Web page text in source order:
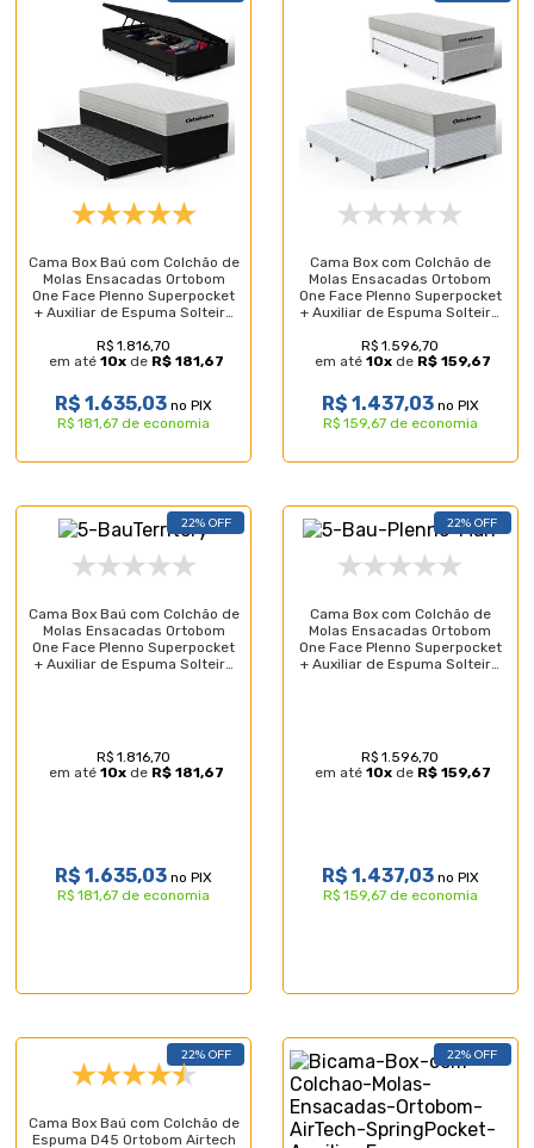
Cama Box Baú com Colchão de
Molas Ensacadas Ortobom
One Face Plenno Superpocket
+ Auxiliar de Espuma Solteiro
R$ 1.816,70
em até 10xde R$ 181,67
R$ 1.635,03 no PIX
R$ 181,67 de economia
Cama Box com Colchão de
Molas Ensacadas Ortobom
One Face Plenno Superpocket
+ Auxiliar de Espuma Solteiro
R$ 1.596,70
em até 10xde R$ 159,67
R$ 1.437,03no PIX
R$ 159,67 de economia
22% OFF
Cama Box Baú com Colchão de
Molas Ensacadas Ortobom
One Face Plenno Superpocket
+ Auxiliar de Espuma Solteiro
R$ 1.816,70
em até 10xde R$ 181,67
R$ 1.635,03 no PIX
R$ 181,67 de economia
22% OFF
Cama Box com Colchão de
Molas Ensacadas Ortobom
One Face Plenno Superpocket
+ Auxiliar de Espuma Solteiro
R$ 1.596,70
em até 10xde R$ 159,67
R$ 1.437,03no PIX
R$ 159,67 de economia
22% OFF
Cama Box Baú com Colchão de
Espuma D45 Ortobom Airtech
22% OFF